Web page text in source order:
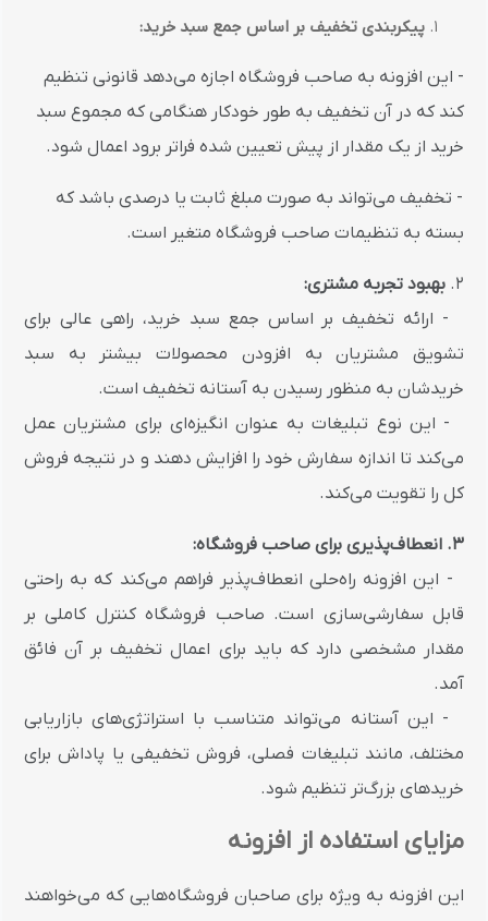
پیکربندی تخفیف بر اساس جمع سبد خرید:
- این افزونه به صاحب فروشگاه اجازه می‌دهد قانونی تنظیم
کند که در آن تخفیف به طور خودکار هنگامی که مجموع سبد
خرید از یک مقدار از پیش تعیین شده فراتر برود اعمال شود.
- تخفیف می‌تواند به صورت مبلغ ثابت یا درصدی باشد که
بسته به تنظیمات صاحب فروشگاه متغیر است.
2. بهبود تجربه مشتری:
- ارائه تخفیف بر اساس جمع سبد خرید، راهی عالی برای
تشویق مشتریان به افزودن محصولات بیشتر به سبد
خریدشان به منظور رسیدن به آستانه تخفیف است.
- این نوع تبلیغات به عنوان انگیزه‌ای برای مشتریان عمل
می‌کند تا اندازه سفارش خود را افزایش دهند و در نتیجه فروش
کل را تقویت می‌کند.
3. انعطاف‌پذیری برای صاحب فروشگاه:
- این افزونه راه‌حلی انعطاف‌پذیر فراهم می‌کند که به راحتی
قابل سفارشی‌سازی است. صاحب فروشگاه کنترل کاملی بر
مقدار مشخصی دارد که باید برای اعمال تخفیف بر آن فائق
آمد.
- این آستانه می‌تواند متناسب با استراتژی‌های بازاریابی
مختلف، مانند تبلیغات فصلی، فروش تخفیفی یا پاداش برای
خریدهای بزرگ‌تر تنظیم شود.
مزایای استفاده از افزونه
این افزونه به ویژه برای صاحبان فروشگاه‌هایی که می‌خواهند